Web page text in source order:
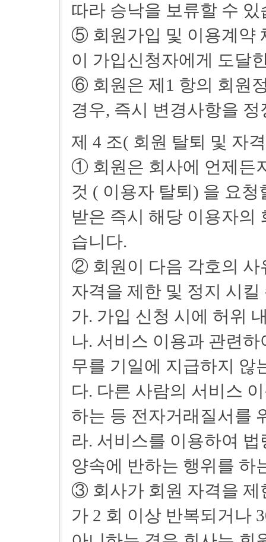
따라 승낙을 보류할 수 있
⑤ 회원가입 및 이용계약
이 가입신청자에게 도달
⑥ 회원은 제1 항의 회원
경우, 즉시 변경사항을
제 4 조( 회원 탈퇴 및 자
① 회원은 회사에 언제든
것 ( 이용자 탈퇴) 을 요
받은 즉시 해당 이용자의
습니다.
② 회원이 다음 각호의 사
자격을 제한 및 정지 시킬
가. 가입 신청 시에 허위
나. 서비스 이용과 관련
무를 기일에 지급하지 않
다. 다른 사람의 서비스
하는 등 전자거래질서를
라. 서비스를 이용하여
양속에 반하는 행위를 하
③ 회사가 회원 자격을 제
가 2 회 이상 반복되거나